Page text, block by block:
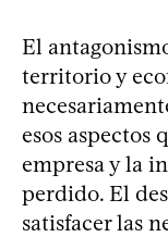
El
territorio y
esos aspectos
empresa y la
perdido. El
satisfacer las